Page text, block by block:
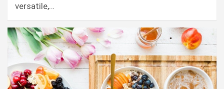
versatile,…